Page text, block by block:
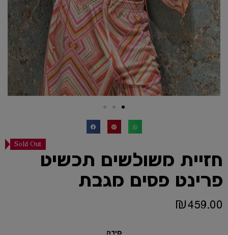
Sold Out
חזיית משולשים תכשיט
פרינט פסים מגבת
₪459.00
מידה